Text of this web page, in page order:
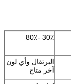
30٪ -80٪
البرتقال وأي لون
آخر متاح